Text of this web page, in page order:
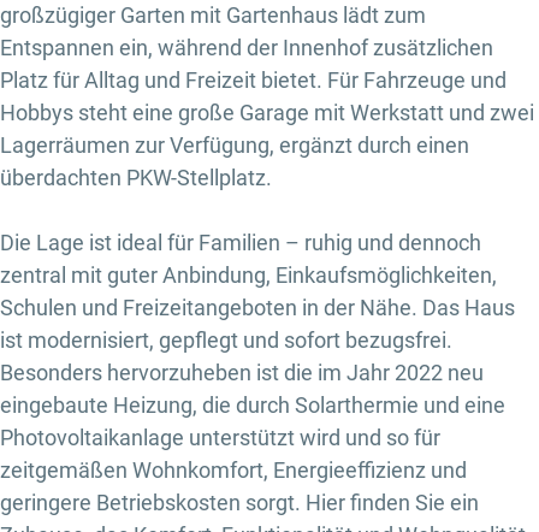
großzügiger Garten mit Gartenhaus lädt zum
Entspannen ein, während der Innenhof zusätzlichen
Platz für Alltag und Freizeit bietet. Für Fahrzeuge und
Hobbys steht eine große Garage mit Werkstatt und zwei
Lagerräumen zur Verfügung, ergänzt durch einen
überdachten PKW-Stellplatz.
Die Lage ist ideal für Familien – ruhig und dennoch
zentral mit guter Anbindung, Einkaufsmöglichkeiten,
Schulen und Freizeitangeboten in der Nähe. Das Haus
ist modernisiert, gepflegt und sofort bezugsfrei.
Besonders hervorzuheben ist die im Jahr 2022 neu
eingebaute Heizung, die durch Solarthermie und eine
Photovoltaikanlage unterstützt wird und so für
zeitgemäßen Wohnkomfort, Energieeffizienz und
geringere Betriebskosten sorgt. Hier finden Sie ein